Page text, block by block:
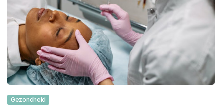
Gezondheid